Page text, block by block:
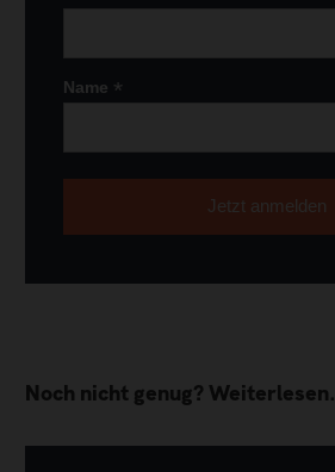
Name *
Noch nicht genug? Weiterlesen.